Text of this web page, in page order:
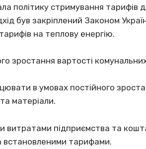
політику стримування тарифів
був закріплений Законом
на теплову енергію.
зростання вартості
в умовах постійного
матеріали.
витратами підприємства та
встановленими тарифами.